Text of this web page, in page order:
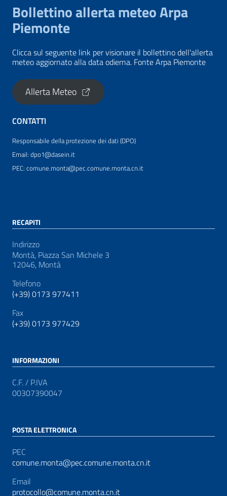
Bollettino allerta meteo Arpa
Piemonte
Clicca sul seguente link per visionare il bollettino dell'allerta
meteo aggiornato alla data odierna. Fonte Arpa Piemonte
Allerta Meteo
CONTATTI
Responsabile della protezione dei dati (DPO)
Email: dpo1@dasein.it
PEC: comune.monta@pec.comune.monta.cn.it
RECAPITI
Indirizzo
Montà, Piazza San Michele 3
12046, Montà
Telefono
(+39) 0173 977411
Fax
(+39) 0173 977429
INFORMAZIONI
C.F. / P.IVA
00307390047
POSTA ELETTRONICA
PEC
comune.monta@pec.comune.monta.cn.it
Email
protocollo@comune.monta.cn.it